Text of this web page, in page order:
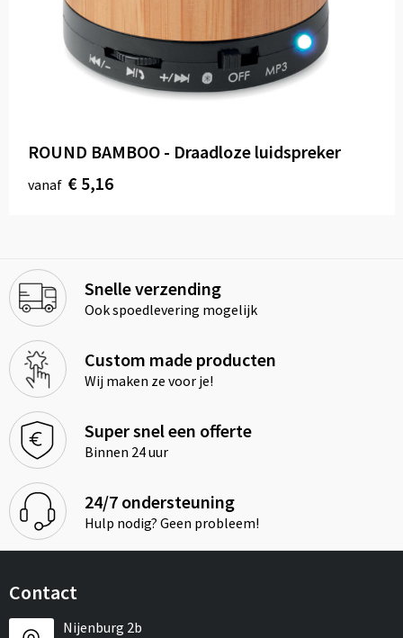
ROUND BAMBOO - Draadloze luidspreker
vanaf € 5,16
Snelle verzending
Ook spoedlevering mogelijk
Custom made producten
Wij maken ze voor je!
Super snel een offerte
Binnen 24 uur
24/7 ondersteuning
Hulp nodig? Geen probleem!
Contact
Nijenburg 2b